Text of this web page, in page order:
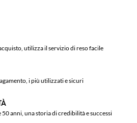
utilizza il servizio di reso facile
i più utilizzati e sicuri
anni, una storia di credibilità e successi